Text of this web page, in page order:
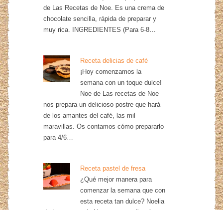
de Las Recetas de Noe. Es una crema de
chocolate sencilla, rápida de preparar y
muy rica. INGREDIENTES (Para 6-8…
Receta delicias de café
¡Hoy comenzamos la
semana con un toque dulce!
Noe de Las recetas de Noe
nos prepara un delicioso postre que hará
de los amantes del café, las mil
maravillas. Os contamos cómo prepararlo
para 4/6…
Receta pastel de fresa
¿Qué mejor manera para
comenzar la semana que con
esta receta tan dulce? Noelia